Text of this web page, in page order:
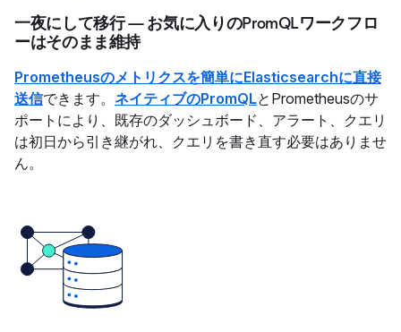
一夜にして移行 — お気に入りのPromQLワークフロ
ーはそのまま維持
Prometheusのメトリクスを簡単にElasticsearchに直接
送信できます。 ネイティブのPromQLとPrometheusのサ
ポートにより、既存のダッシュボード、アラート、クエリ
は初日から引き継がれ、クエリを書き直す必要はありませ
ん。